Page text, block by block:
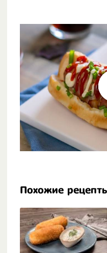
Похожие